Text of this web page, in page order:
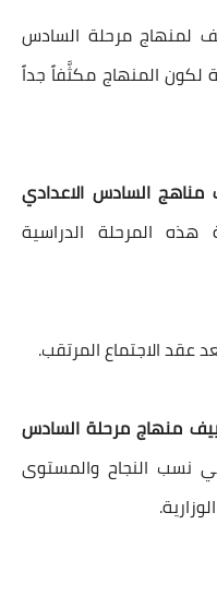
لمنهاج مرحلة السادس
لكون المنهاج مكثَّفاً جداً
مناهج السادس الاعدادي
هذه المرحلة الدراسية
عقد الاجتماع المرتقب.
منهاج مرحلة السادس
نسب النجاح والمستوى
.